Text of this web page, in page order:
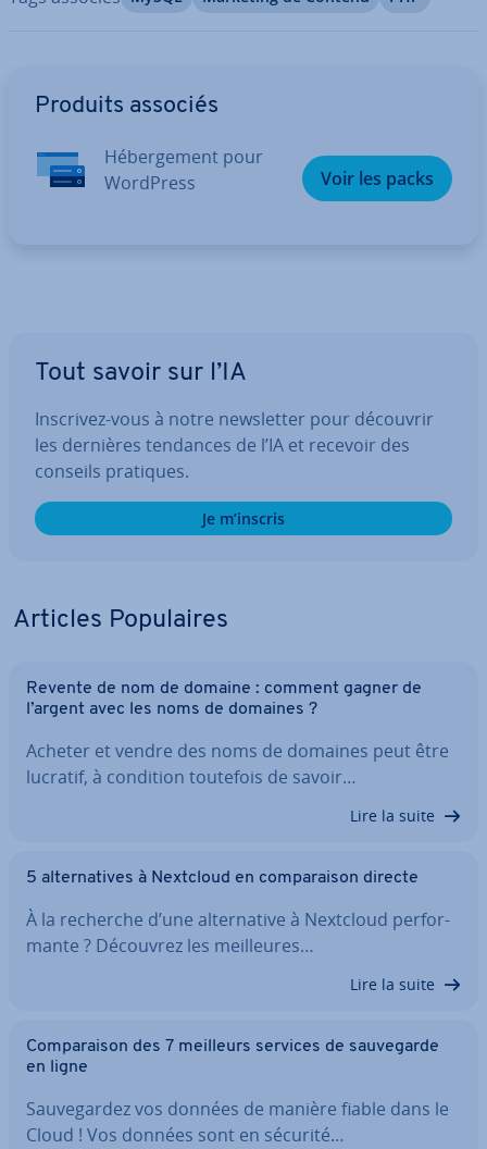
Produits associés
Hé­ber­ge­ment pour
WordPress
Voir les packs
Tout savoir sur l’IA
Inscrivez-vous à notre news­let­ter pour découvrir
les dernières tendances de l’IA et recevoir des
conseils pratiques.
Je m’inscris
Articles Po­pu­laires
Revente de nom de domaine : comment gagner de
l’argent avec les noms de domaines ?
Acheter et vendre des noms de domaines peut être
lucratif, à condition toutefois de savoir…
Lire la suite
5 al­ter­na­tives à Nextcloud en com­pa­rai­son directe
À la recherche d’une al­ter­na­tive à Nextcloud per­for­
mante ? Découvrez les meil­leures…
Lire la suite
Com­pa­rai­son des 7 meilleurs services de sau­ve­garde
en ligne
Sau­ve­gar­dez vos données de manière fiable dans le
Cloud ! Vos données sont en sécurité…